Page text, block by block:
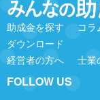
助成金を探す コラ
ダウンロード
経営者の方へ
士業
FOLLOW US